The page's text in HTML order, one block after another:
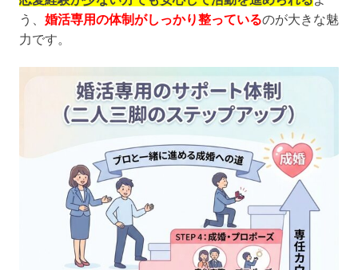
う、 婚活専用の体制がしっかり整っているのが大きな魅
力です。